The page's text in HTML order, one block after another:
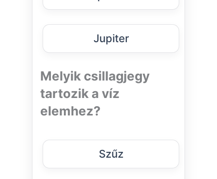
Jupiter
Melyik csillagjegy
tartozik a víz
elemhez?
Szűz